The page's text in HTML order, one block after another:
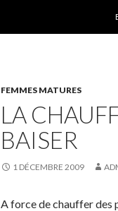
FEMMES MATURES
LA
BAISER
1 DÉCEMBRE 2009
A force de chauffer des